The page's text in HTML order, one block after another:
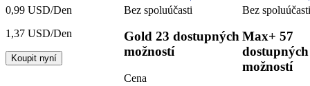
0,99 USD/Den
1,37 USD/Den
Koupit nyní
Bez spoluúčasti
Gold 23 dostupných
možností
Cena
Bez spoluúčasti
Max+ 57
dostupných
možností